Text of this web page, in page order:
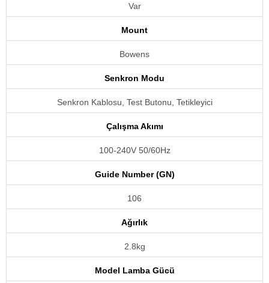
Var
Mount
Bowens
Senkron Modu
Senkron Kablosu, Test Butonu, Tetikleyici
Çalışma Akımı
100-240V 50/60Hz
Guide Number (GN)
106
Ağırlık
2.8kg
Model Lamba Gücü